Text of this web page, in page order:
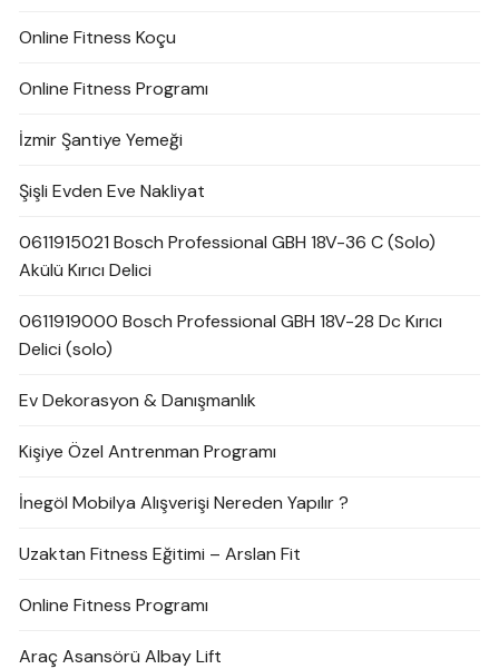
Online Fitness Koçu
Online Fitness Programı
İzmir Şantiye Yemeği
Şişli Evden Eve Nakliyat
0611915021 Bosch Professional GBH 18V-36 C (Solo)
Akülü Kırıcı Delici
0611919000 Bosch Professional GBH 18V-28 Dc Kırıcı
Delici (solo)
Ev Dekorasyon & Danışmanlık
Kişiye Özel Antrenman Programı
İnegöl Mobilya Alışverişi Nereden Yapılır ?
Uzaktan Fitness Eğitimi – Arslan Fit
Online Fitness Programı
Araç Asansörü Albay Lift